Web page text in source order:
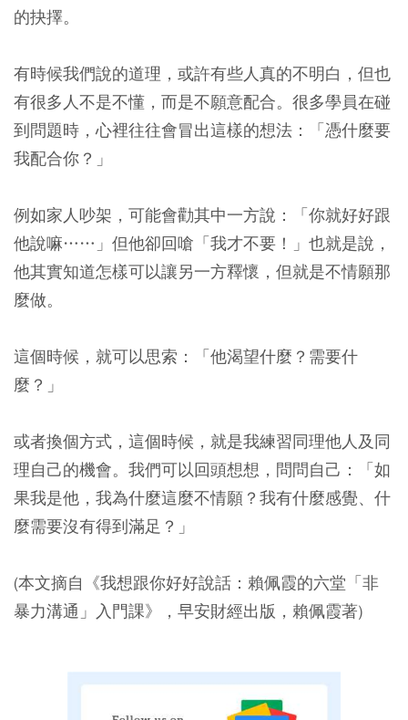
的抉擇。
有時候我們說的道理，或許有些人真的不明白，但也
有很多人不是不懂，而是不願意配合。 很多學員在碰
到問題時，心裡往往會冒出這樣的想法：「憑什麼要
我配合你？」
例如家人吵架，可能會勸其中一方說：「你就好好跟
他說嘛……」但他卻回嗆「我才不要！」也就是說，
他其實知道怎樣可以讓另一方釋懷，但就是不情願那
麼做。
這個時候，就可以思索：「他渴望什麼？需要什
麼？」
或者換個方式，這個時候，就是我練習同理他人及同
理自己的機會。我們可以回頭想想，問問自己：「如
果我是他，我為什麼這麼不情願？我有什麼感覺、什
麼需要沒有得到滿足？」
(本文摘自《我想跟你好好說話：賴佩霞的六堂「非
暴力溝通」入門課》，早安財經出版，賴佩霞著)